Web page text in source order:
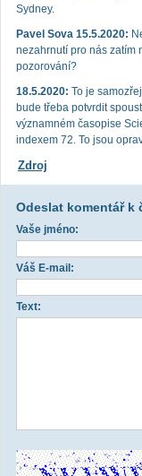
Sydney.
Pavel Sova 15.5.2020:
nezahrnutí pro nás zatím
pozorování?
18.5.2020: To je
bude třeba potvrdit
významném časopise
indexem 72. To jsou
Zdroj
Odeslat komentář k
Vaše jméno:
Váš E-mail:
Text: